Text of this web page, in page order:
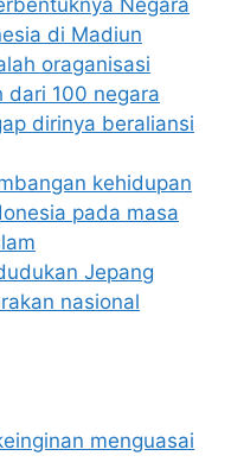
di Madiun
oraganisasi
dari 100 negara
dirinya beraliansi
kehidupan
pada masa
Jepang
nasional
menguasai